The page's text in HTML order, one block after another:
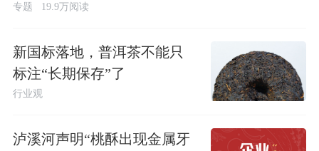
专题 19.9万阅读
新国标落地，普洱茶不能只
标注“长期保存”了
行业观
泸溪河声明“桃酥出现金属牙